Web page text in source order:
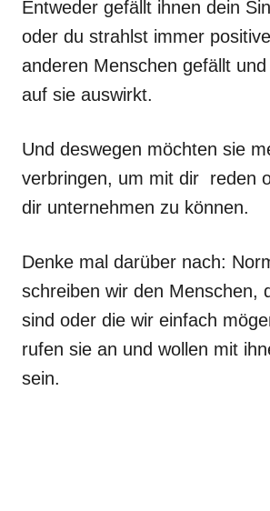
Entweder gefällt ihnen dein
oder du strahlst immer
anderen Menschen gefällt
auf sie auswirkt.
Und deswegen möchten sie
verbringen, um mit dir reden
dir unternehmen zu können.
Denke mal darüber nach:
schreiben wir den Menschen,
sind oder die wir einfach
rufen sie an und wollen mit
sein.